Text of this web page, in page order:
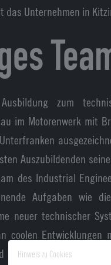
Unternehmen in
zum
im Motorenwerk mit
Auszubildenden
des Industrial
Aufgaben wie
neuer technischer
coolen Entwicklungen
ein großartiges Team
Hinweis zu Cookies